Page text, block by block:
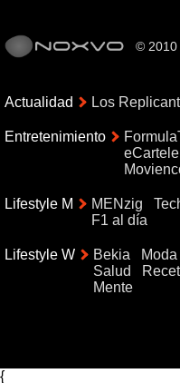
© 2010
Actualidad Los
Entretenimiento
Lifestyle M MENzig
F1 al día
Lifestyle W Bekia Moda
Salud
Mente
{